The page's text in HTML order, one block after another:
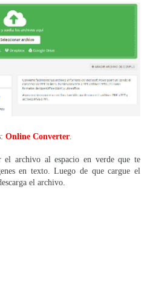
Online Converter.
el archivo al espacio en verde que te
en texto. Luego de que cargue el
el archivo.